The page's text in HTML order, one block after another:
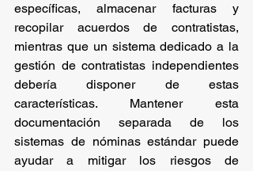
específicas, almacenar facturas y
recopilar acuerdos de contratistas,
mientras que un sistema dedicado a la
gestión de contratistas independientes
debería disponer de estas
características. Mantener esta
documentación separada de los
sistemas de nóminas estándar puede
ayudar a mitigar los riesgos de